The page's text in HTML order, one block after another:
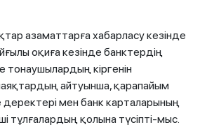
азаматтарға хабарласу кезінде
оқиға кезінде банктердің
тонаушылардың кіргенін
айтуынша, қарапайым
мен банк карталарының
тұлғалардың қолына түсіпті-мыс.